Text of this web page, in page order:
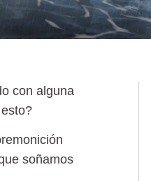
con alguna
soñamos